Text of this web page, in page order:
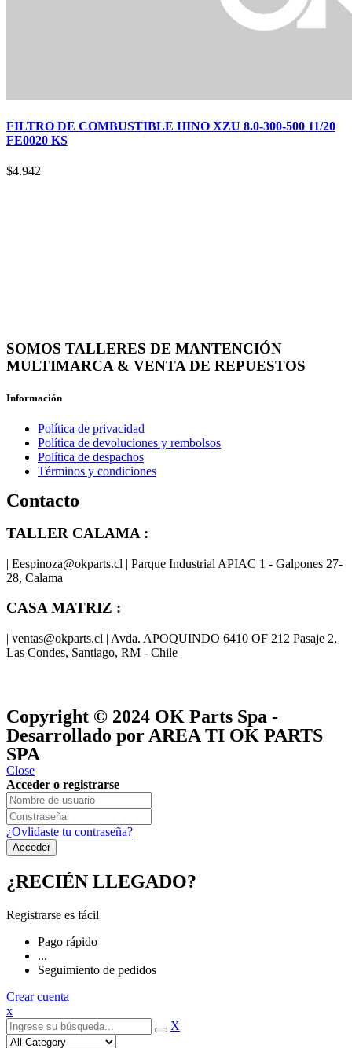
FILTRO DE COMBUSTIBLE HINO XZU 8.0-300-500 11/20
FE0020 KS
$4.942
SOMOS TALLERES DE MANTENCIÓN
MULTIMARCA & VENTA DE REPUESTOS
Información
Política de privacidad
Política de devoluciones y rembolsos
Política de despachos
Términos y condiciones
Contacto
TALLER CALAMA :
| Eespinoza@okparts.cl | Parque Industrial APIAC 1 - Galpones 27-
28, Calama
CASA MATRIZ :
| ventas@okparts.cl | Avda. APOQUINDO 6410 OF 212 Pasaje 2,
Las Condes, Santiago, RM - Chile
Copyright © 2024 OK Parts Spa -
Desarrollado por AREA TI OK PARTS
SPA
Close
Acceder o registrarse
¿Ovlidaste tu contraseña?
¿RECIÉN LLEGADO?
Registrarse es fácil
Pago rápido
...
Seguimiento de pedidos
Crear cuenta
x
X